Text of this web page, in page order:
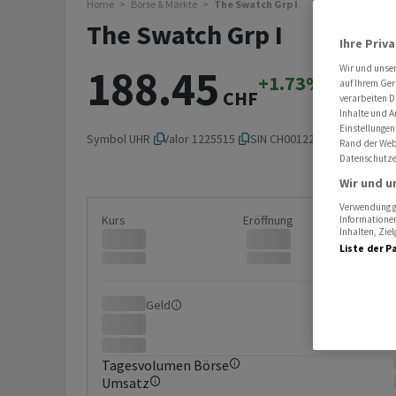
Home Börse & Märkte The Swatch Grp I
The Swatch Grp I
188.45 CHF
+1.73% +3.20
Symbol UHR Valor 1225515 ISIN CH0012255151
Kurs Eröffnung
Geld
Tagesvolumen Börse
Umsatz
Ihre
Wir und
auf Ihrem
verarbeiten
Inhalte und
Rand der
Wir und
Verwendung
Inhalten,
Liste der